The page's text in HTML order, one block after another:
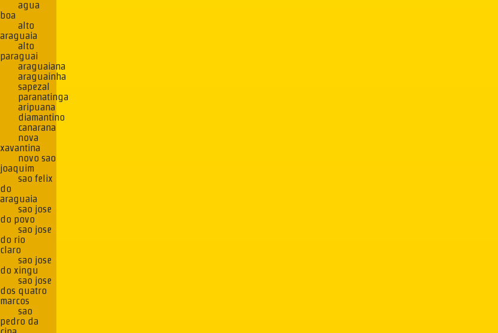
agua
boa
alto
araguaia
alto
paraguai
araguaiana
araguainha
sapezal
paranatinga
aripuana
diamantino
canarana
nova
xavantina
novo sao
joaquim
sao felix
do
araguaia
sao jose
do povo
sao jose
do rio
claro
sao jose
do xingu
sao jose
dos quatro
marcos
sao
pedro da